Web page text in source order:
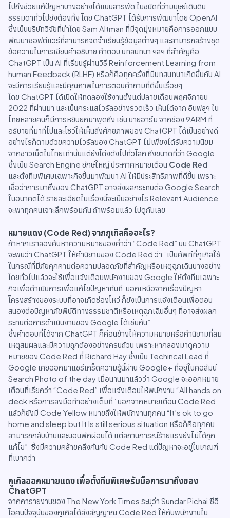
ไปถึงช่วยแก้ปัญหาบางอย่างได้แบบสารพัด ในชนิดที่ว่ามนุษย์เดินดิน
ธรรมดาทั่วไปยังต้องทึ่ง โดย ChatGPT ได้รับการพัฒนาโดย OpenAI
ซึ่งเป็นบริษัทวิจัยที่นำโดย Sam Altman ที่มีจุดมุ่งหมายคือการออกแบบ
พัฒนาซอฟต์แวร์ที่สามารถจดจำเรียนรู้ข้อมูลต่างๆ และสามารถสร้างชุด
ข้อความในการเขียนคำอธิบาย คำตอบ บทสนทนา ฯลฯ ที่สำคัญคือ
ChatGPT เป็น AI ที่เรียนรู้ผ่านวิธี Reinforcement Learning from
human Feedback (RLHF) หรือก็คือทุกครั้งที่มีบทสนทนาเกิดขึ้นกับ AI
จะมีการเรียนรู้และมีคุณภาพในการตอบคำถามที่ดีขึ้นเรื่อยๆ
โดย ChatGPT ได้เปิดให้ทดลองใช้งานตั้งแต่ปลายเดือนพฤศจิกายน
2022 ที่ผ่านมา และเป็นกระแสไวรัลอย่างรวดเร็ว เห็นได้จาก อินฟลูฯ ใน
ไทยหลายคนก็มีการหยิบยกมาพูดถึง เช่น นายอาร์ม จากช่อง 9ARM ที่
อธิบายที่มาที่ไปและโชว์ให้เห็นถึงศักยภาพของ ChatGPT ได้เป็นอย่างดี
อย่างไรก็ตามด้วยความไวรัลของ ChatGPT ไม่เพียงได้รับความนิยม
จากชาวเน็ตในไทยเท่านั้นแต่ยังโด่งดังไปทั่วโลก ถึงขนาดที่ว่า Google
ซึ่งเป็น Search Engine ยักษ์ใหญ่ ประกาศหมายเตือน Code Red
และตั้งทีมพิเศษเฉพาะกิจขึ้นมาพัฒนา AI ให้มีประสิทธิภาพที่ดีขึ้น เพราะ
เชื่อว่าการมาถึงของ ChatGPT อาจส่งผลกระทบต่อ Google Search
ในอนาคตได้ รายละเอียดในเรื่องนี้จะเป็นอย่างไร Relevant Audience
จะพาทุกคนเจาะลึกพร้อมกัน ถ้าพร้อมแล้ว ไปดูกันเลย
หมายแดง (Code Red) จากกูเกิลคืออะไร?
ถ้าหากเราลองค้นหาความหมายของคำว่า “Code Red” บน ChatGPT
จะพบว่า ChatGPT ให้คำนิยามของ Code Red ว่า ”เป็นศัพท์ที่กูเกิลใช้
ในกรณีที่มีภัยคุกคามต่อความปลอดภัยที่สำคัญหรือเหตุฉุกเฉินบางอย่าง
โดยทั่วไปแล้วจะใช้เพื่อแจ้งเตือนพนักงานของ Google ให้ตั้งทีมเฉพาะ
กิจเพื่อดำเนินการเพื่อแก้ไขปัญหาทันที นอกเหนือจากเรื่องปัญหา
โครงสร้างของระบบที่อาจเกิดช่องโหว่ ก็ยังเป็นการแจ้งเตือนเพื่อตอบ
สนองต่อปัญหาภัยพิบัติทางธรรมชาติหรือเหตุฉุกเฉินอื่นๆ ที่อาจส่งผลก
ระทบต่อการดำเนินงานของ Google ได้เช่นกัน”
ซึ่งคำตอบที่ได้จาก ChatGPT ก็ค่อนข้างให้ความหมายหรือคำนิยามที่สม
เหตุสมผลและมีความถูกต้องอย่างครบถ้วน เพราะหากลองมาดูความ
หมายของ Code Red ที่ Richard Hay ซึ่งเป็น Techincal Lead ที่
Google เคยออกมาแชร์เกร็ดความรู้นี้ผ่าน Google+ ที่อยู่ในคอลัมน์
Search Photo of the day เมื่อนานมาแล้วว่า Google จะออกหมาย
เตือนที่เรียกว่า “Code Red” เพื่อแจ้งเตือนให้พนักงาน “All hands on
deck หรือการลงมือทำอย่างเต็มที่” นอกจากหมายเตือน Code Red
แล้วก็ยังมี Code Yellow หมายถึงให้พนักงานทุกคน “It’s ok to go
home and sleep but It Is still serious situation หรือก็คือทุกคน
สามารถกลับบ้านและนอนพักผ่อนได้ แต่สถานการณ์ร้ายแรงยังไม่ได้ถูก
แก้ไข” ซึ่งมีความคล้ายคลึงกันกับ Code Red แต่ปัญหาจะอยู่ในเกณฑ์
ที่เบากว่า
กูเกิลออกหมายแดง เพื่อตั้งทีมพิเศษรับมือการมาถึงของ
ChatGPT
จากการายงานของ The New York Times ระบุว่า Sundar Pichai ซีอี
โอคนปัจจุบันของกูเกิลได้ส่งสัญญาณ Code Red ให้กับพนักงานใน